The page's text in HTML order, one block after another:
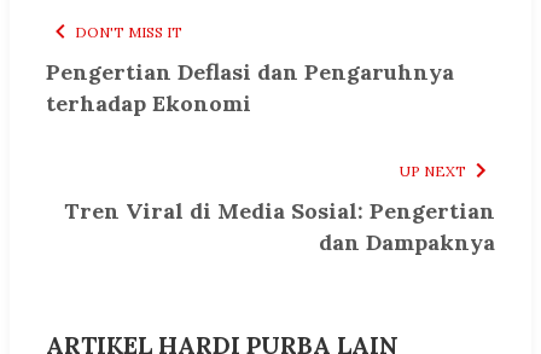
DON'T MISS IT
Pengertian Deflasi dan Pengaruhnya
terhadap Ekonomi
UP NEXT
Tren Viral di Media Sosial: Pengertian
dan Dampaknya
ARTIKEL HARDI PURBA LAIN